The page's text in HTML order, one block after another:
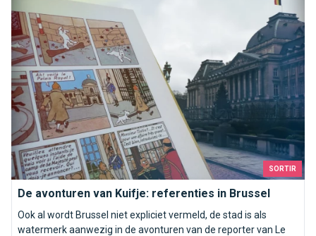
SORTIR
De avonturen van Kuifje: referenties in Brussel
Ook al wordt Brussel niet expliciet vermeld, de stad is als
watermerk aanwezig in de avonturen van de reporter van Le